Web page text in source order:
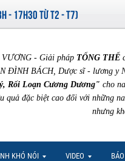
- 17H30 TỪ T2 - T7)
- Giải pháp TỔNG THỂ
ĐÌNH BÁCH, Dược sĩ - lương y
Rối Loạn Cương Dương" cho
quả đặc biệt cao đối với những
nhưng
KHÓ NÓI VIDEO